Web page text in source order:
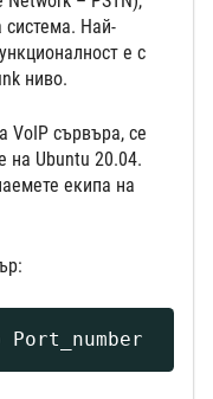
система. Най-
е с
ниво.
VoIP сървъра, се
на Ubuntu 20.04.
екипа на